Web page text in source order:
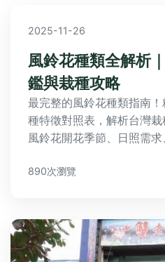
2025-11-26
風鈴花種類全解析
鑑與栽種攻略
最完整的風鈴花種類指南
種特徵對照表，解析台灣
風鈴花開花季節、日照需
成功培育搖曳生姿的風鈴花
890次瀏覽